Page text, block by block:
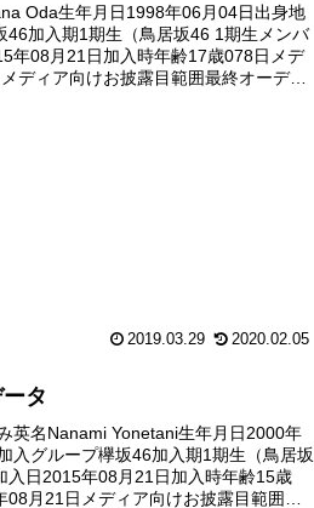
Oda生年月日1998年06月04日出身地
46加入期1期生（鳥居坂46 1期生メンバ
年08月21日加入時年齢17歳078日メデ
ディア向けお披露目範囲最終オーディ
2019.03.29 2020.02.05
タ
英名Nanami Yonetani生年月日2000年
入グループ欅坂46加入期1期生（鳥居坂
日2015年08月21日加入時年齢15歳
月21日メディア向けお披露目範囲最